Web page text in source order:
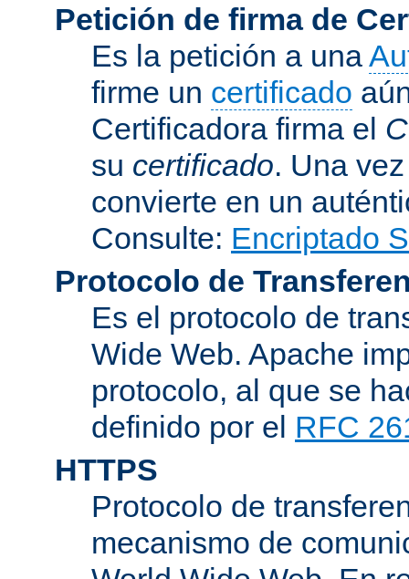
Petición de firma de
Es la petición a una
firme un certificado
Certificadora firma el
su certificado. Una
convierte en un
Consulte: Encriptado
Protocolo de
Es el protocolo de
Wide Web. Apache
protocolo, al que se
definido por el RFC
HTTPS
Protocolo de
mecanismo de